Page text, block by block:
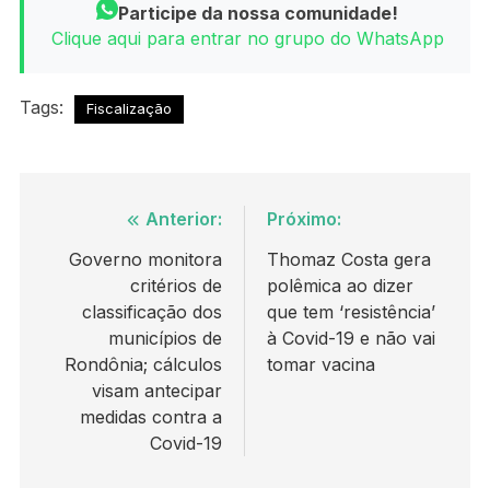
Participe da nossa comunidade!
Clique aqui para entrar no grupo do WhatsApp
Tags: Fiscalização
Navegação
de
Post
Anterior:
Governo monitora
critérios de
classificação dos
municípios de
Rondônia; cálculos
visam antecipar
medidas contra a
Covid-19
Próximo:
Thomaz Costa gera
polêmica ao dizer
que tem ‘resistência’
à Covid-19 e não vai
tomar vacina